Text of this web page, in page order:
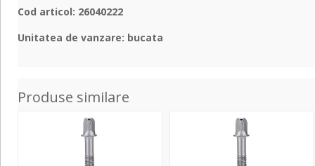
Cod articol: 26040222
Unitatea de vanzare: bucata
Produse similare